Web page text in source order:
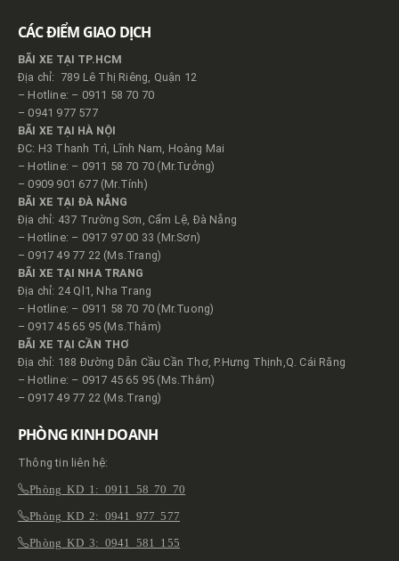
CÁC ĐIỂM GIAO DỊCH
BÃI XE TẠI TP.HCM
Địa chỉ: 789 Lê Thị Riêng, Quận 12
– Hotline: – 0911 58 70 70
– 0941 977 577
BÃI XE TẠI HÀ NỘI
ĐC: H3 Thanh Trì, Lĩnh Nam, Hoàng Mai
– Hotline: – 0911 58 70 70 (Mr.Tưởng)
– 0909 901 677 (Mr.Tính)
BÃI XE TẠI ĐÀ NẴNG
Địa chỉ: 437 Trường Sơn, Cẩm Lệ, Đà Nẵng
– Hotline: – 0917 97 00 33 (Mr.Sơn)
– 0917 49 77 22 (Ms.Trang)
BÃI XE TẠI NHA TRANG
Địa chỉ: 24 Ql1, Nha Trang
– Hotline: – 0911 58 70 70 (Mr.Tuong)
– 0917 45 65 95 (Ms.Thắm)
BÃI XE TẠI CẦN THƠ
Địa chỉ: 188 Đường Dẫn Cầu Cần Thơ, P.Hưng Thịnh,Q. Cái Răng
– Hotline: – 0917 45 65 95 (Ms.Thắm)
– 0917 49 77 22 (Ms.Trang)
PHÒNG KINH DOANH
Thông tin liên hệ:
Phòng KD 1: 0911 58 70 70
Phòng KD 2: 0941 977 577
Phòng KD 3: 0941 581 155